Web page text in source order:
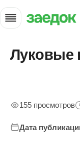
Главная
»
Луковые
155 просмотров
Дата